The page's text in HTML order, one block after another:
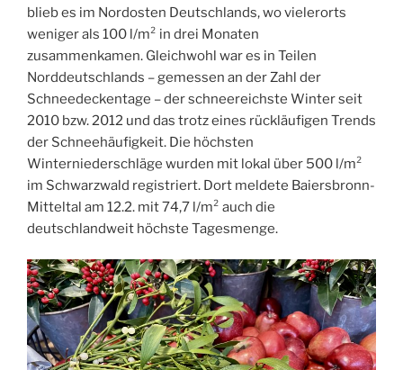
blieb es im Nordosten Deutschlands, wo vielerorts
weniger als 100 l/m² in drei Monaten
zusammenkamen. Gleichwohl war es in Teilen
Norddeutschlands – gemessen an der Zahl der
Schneedeckentage – der schneereichste Winter seit
2010 bzw. 2012 und das trotz eines rückläufigen Trends
der Schneehäufigkeit. Die höchsten
Winterniederschläge wurden mit lokal über 500 l/m²
im Schwarzwald registriert. Dort meldete Baiersbronn-
Mitteltal am 12.2. mit 74,7 l/m² auch die
deutschlandweit höchste Tagesmenge.